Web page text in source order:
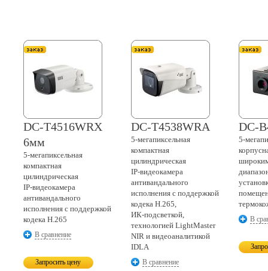
DC-T4516WRX
6мм
5-мегапиксельная
компактная
цилиндрическая
IP-видеокамера
антивандального
исполнения с поддержкой
кодека H.265
В сравнение
Запросить цену
DC-T4538WRA
5-мегапиксельная
компактная
цилиндрическая
IP-видеокамера
антивандального
исполнения с поддержкой
кодека H.265,
ИК-подсветкой,
технологией LightMaster
NIR и видеоаналитикой
IDLA
В сравнение
DC-
5-
В